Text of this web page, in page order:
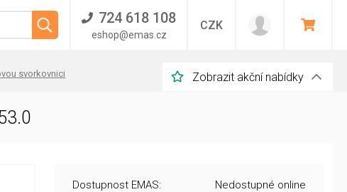
724 618 108
eshop@emas.cz
CZK
svorkovnici Zobrazit akční nabídky
Dostupnost EMAS: Nedostupné online